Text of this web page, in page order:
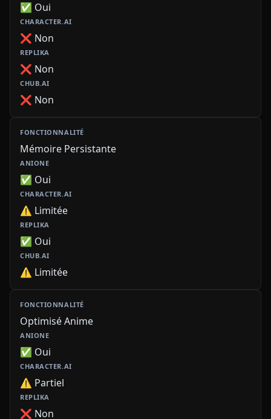
✅ Oui
❌ Non
❌ Non
❌ Non
Mémoire Persistante
✅ Oui
⚠️ Limitée
✅ Oui
⚠️ Limitée
Optimisé Anime
✅ Oui
⚠️ Partiel
❌ Non